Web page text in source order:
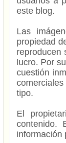
este blog.
Las
propiedad
reproducen
lucro. Por
cuestión
tipo.
El
contenido.
información